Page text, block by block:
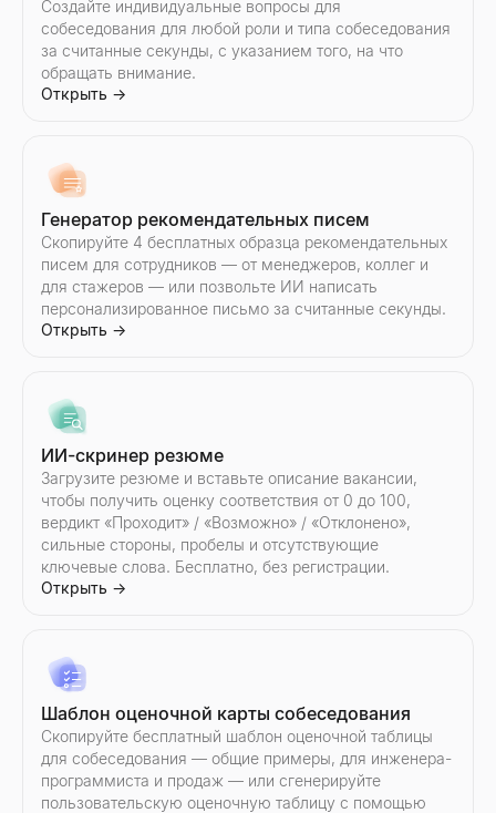
Генератор скриптов продаж
Создавайте B2B скрипты продаж за считанные секунды.
Открыть→
Генератор ответов ИИ
Вставьте ответ потенциального клиента — получите 3
Обработчик возражений в продажах
Вставьте любое возражение — получите тип, структуру
Генератор последующих писем
Опишите ваше последнее взаимодействие — получите
Открыть→
Создавайте персонализированные сценарии холодных
Открыть
Создайте индивидуальные вопросы для
собеседования для любой роли и типа собеседования
за считанные секунды, с указанием того, на что
обращать внимание.
Открыть →
Генератор рекомендательных писем
Скопируйте 4 бесплатных образца рекомендательных
писем для сотрудников — от менеджеров, коллег и
для стажеров — или позвольте ИИ написать
персонализированное письмо за считанные секунды.
Открыть →
ИИ-скринер резюме
Загрузите резюме и вставьте описание вакансии,
чтобы получить оценку соответствия от 0 до 100,
вердикт «Проходит» / «Возможно» / «Отклонено»,
сильные стороны, пробелы и отсутствующие
ключевые слова. Бесплатно, без регистрации.
Открыть →
Шаблон оценочной карты собеседования
Скопируйте бесплатный шаблон оценочной таблицы
для собеседования — общие примеры, для инженера-
программиста и продаж — или сгенерируйте
пользовательскую оценочную таблицу с помощью